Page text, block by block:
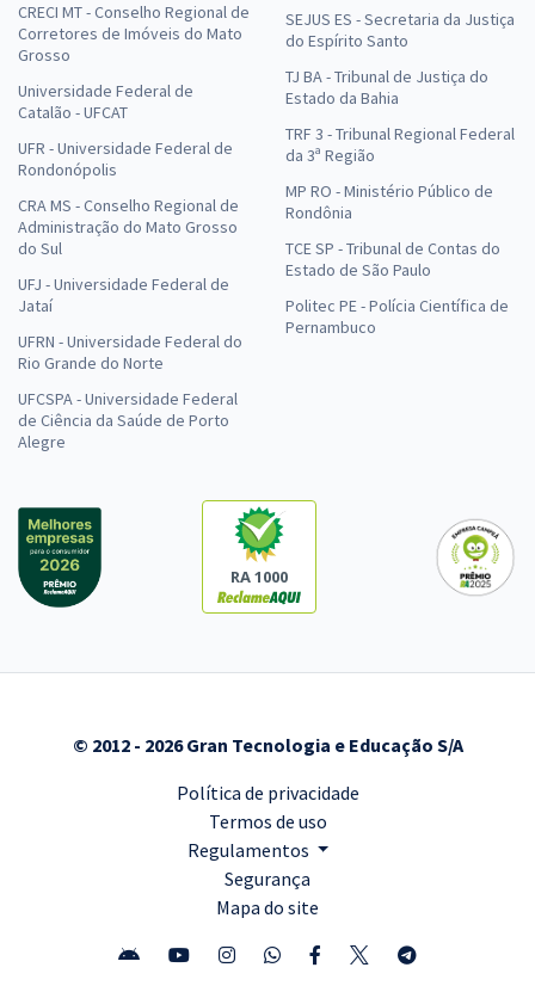
CRECI MT - Conselho Regional de
Corretores de Imóveis do Mato
Grosso
Universidade Federal de
Catalão - UFCAT
UFR - Universidade Federal de
Rondonópolis
CRA MS - Conselho Regional de
Administração do Mato Grosso
do Sul
UFJ - Universidade Federal de
Jataí
UFRN - Universidade Federal do
Rio Grande do Norte
UFCSPA - Universidade Federal
de Ciência da Saúde de Porto
Alegre
SEJUS ES - Secretaria da Justiça
do Espírito Santo
TJ BA - Tribunal de Justiça do
Estado da Bahia
TRF 3 - Tribunal Regional Federal
da 3ª Região
MP RO - Ministério Público de
Rondônia
TCE SP - Tribunal de Contas do
Estado de São Paulo
Politec PE - Polícia Científica de
Pernambuco
RA 1000
© 2012 - 2026 Gran Tecnologia e Educação S/A
Política de privacidade
Termos de uso
Regulamentos
Segurança
Mapa do site